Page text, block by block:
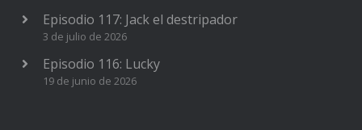
Episodio 117: Jack el destripador
3 de julio de 2026
Episodio 116: Lucky
19 de junio de 2026